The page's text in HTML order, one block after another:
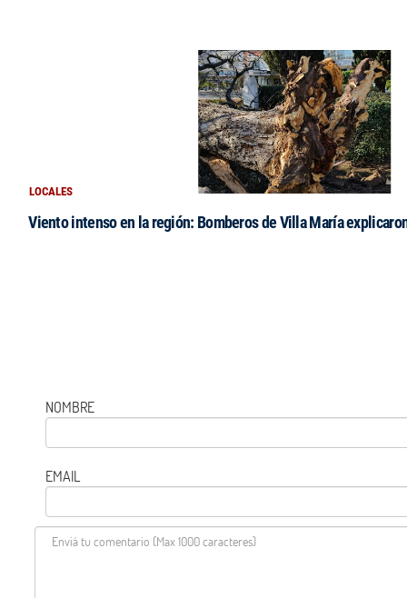
LOCALES
Viento intenso en la región: Bomberos de Villa María
NOMBRE
EMAIL